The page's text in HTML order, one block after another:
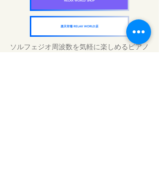
楽天市場 RELAX WORLD店
ソルフェジオ周波数を気軽に楽しめるピアノ